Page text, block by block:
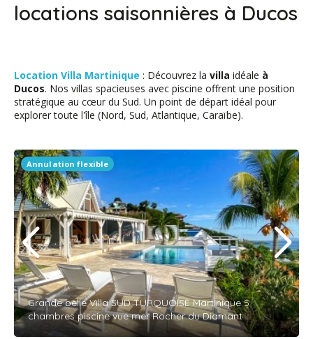
locations saisonnières à Ducos
Location Villa Martinique : Découvrez la villa idéale à
Ducos. Nos villas spacieuses avec piscine offrent une position
stratégique au cœur du Sud. Un point de départ idéal pour
explorer toute l'île (Nord, Sud, Atlantique, Caraïbe).
Annulation flexible
Grande belle Villa SUD TURQUOISE Martinique 5
chambres piscine vue mer Rocher du Diamant